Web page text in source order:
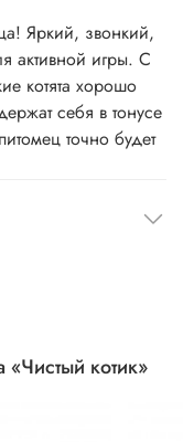
Яркий, звонкий,
активной игры. С
котята хорошо
себя в тонусе
точно будет
котик»